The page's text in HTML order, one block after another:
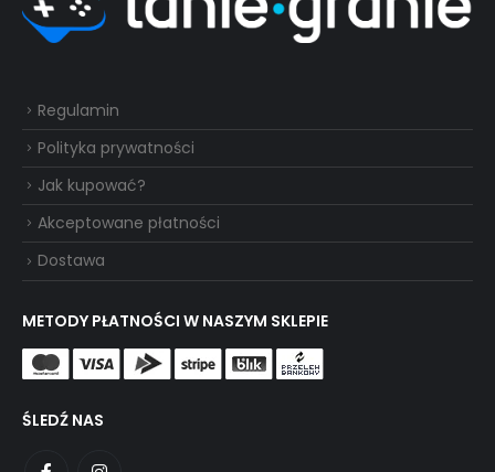
Regulamin
Polityka prywatności
Jak kupować?
Akceptowane płatności
Dostawa
METODY PŁATNOŚCI W NASZYM SKLEPIE
ŚLEDŹ NAS